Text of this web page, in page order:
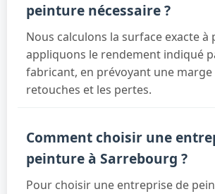
peinture nécessaire ?
Nous calculons la surface exacte à
appliquons le rendement indiqué
fabricant, en prévoyant une marge
retouches et les pertes.
Comment choisir une
peinture à Sarrebourg ?
Pour choisir une entreprise de